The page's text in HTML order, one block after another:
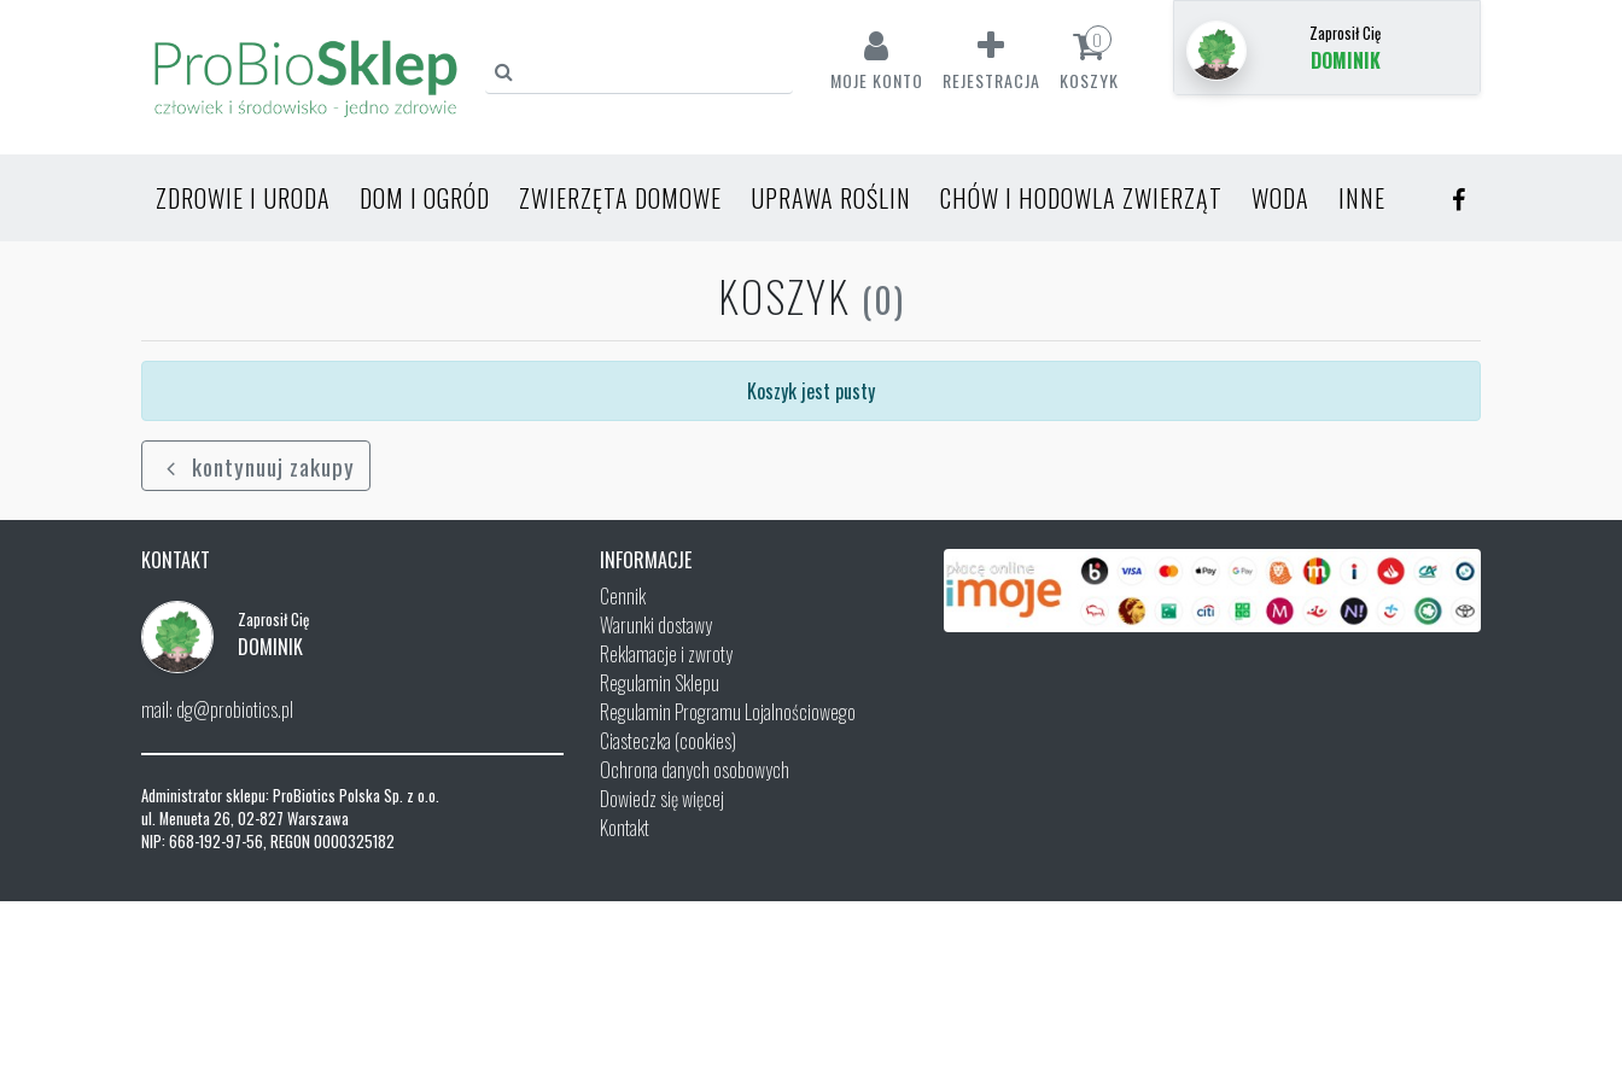
MOJE KONTO REJESTRACJA KOSZYK
0 Zaprosił Cię
DOMINIK
ZDROWIE I URODA DOM I OGRÓD ZWIERZĘTA DOMOWE UPRAWA ROŚLIN CHÓW I HODOWLA ZWIERZĄT WODA INNE
KOSZYK (0)
Koszyk jest pusty
kontynuuj zakupy
KONTAKT
Zaprosił Cię
DOMINIK
mail: dg@probiotics.pl
Administrator sklepu: ProBiotics Polska Sp. z o.o.
ul. Menueta 26, 02-827 Warszawa
NIP: 668-192-97-56, REGON 0000325182
INFORMACJE
Cennik
Warunki dostawy
Reklamacje i zwroty
Regulamin Sklepu
Regulamin Programu Lojalnościowego
Ciasteczka (cookies)
Ochrona danych osobowych
Dowiedz się więcej
Kontakt